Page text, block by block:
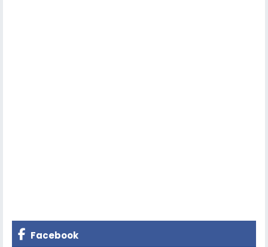
Facebook